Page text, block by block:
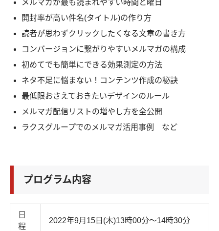
メルマガが最も読まれやすい時間と曜日
開封率が高い件名(タイトル)の作り方
読者が思わずクリックしたくなる文章の書き方
コンバージョンに繋がりやすいメルマガの構成
初めてでも簡単にできる効果測定の方法
ネタ不足に悩まない！コンテンツ作成の秘訣
最低限おさえておきたいデザインのルール
メルマガ配信リストの増やし方を全公開
ラクスグループでのメルマガ活用事例 など
プログラム内容
日
程
2022年9月15日(木)13時00分～14時30分